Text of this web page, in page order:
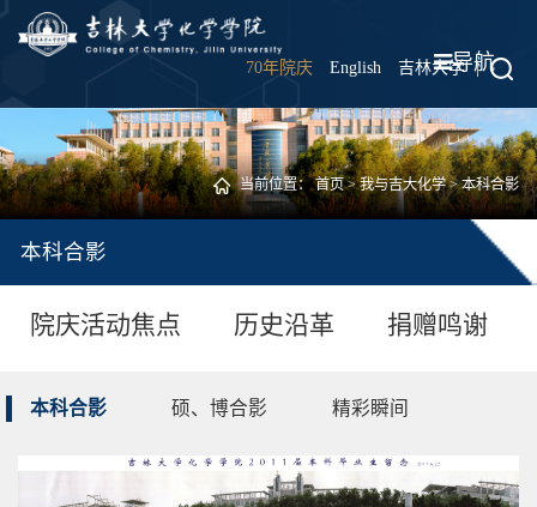
70年院庆 English 吉林大学 |
导航
当前位置：首页>我与吉大化学>本科合影
本科合影
院庆活动焦点 历史沿革 捐赠鸣谢
本科合影 硕、博合影 精彩瞬间